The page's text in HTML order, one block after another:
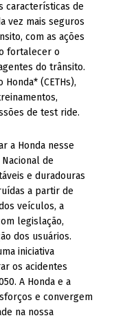
características de
vez mais seguros
com as ações
fortalecer o
do trânsito.
(CETHs),
de test ride.
a Honda nesse
de
e duradouras
a partir de
veículos, a
legislação,
dos usuários.
iniciativa
os acidentes
A Honda e a
e convergem
na nossa